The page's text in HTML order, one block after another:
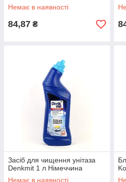
Немає в наявності
84,87 ₴
Засіб для чищення унітаза
Denkmit 1 л Німеччина
Немає в наявності